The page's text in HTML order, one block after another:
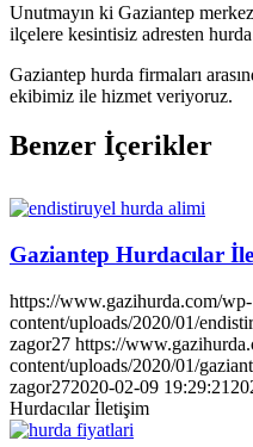
Unutmayın ki Gaziantep
ilçelere kesintisiz adresten
Gaziantep hurda firmaları
ekibimiz ile hizmet veriyoruz.
Benzer İçerikler
Gaziantep Hurdacılar
https://www.gazihurda.com/wp-
content/uploads/2020/01/
zagor27 https://
content/uploads/2020/01/
zagor272020-02-09 19:29:21
Hurdacılar İletişim